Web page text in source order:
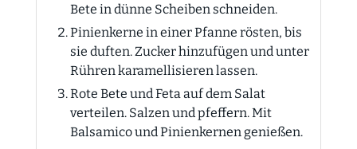
Bete in dünne Scheiben schneiden.
Pinienkerne in einer Pfanne rösten, bis
sie duften. Zucker hinzufügen und unter
Rühren karamellisieren lassen.
Rote Bete und Feta auf dem Salat
verteilen. Salzen und pfeffern. Mit
Balsamico und Pinienkernen genießen.